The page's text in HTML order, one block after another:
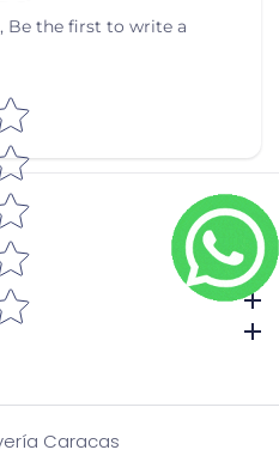
Be the first to write a
rating
Horarios
Nosotros
Caracas